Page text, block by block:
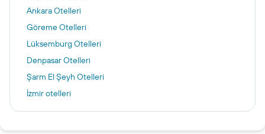
Ankara Otelleri
Göreme Otelleri
Lüksemburg Otelleri
Denpasar Otelleri
Şarm El Şeyh Otelleri
İzmir otelleri
Antalya otelleri